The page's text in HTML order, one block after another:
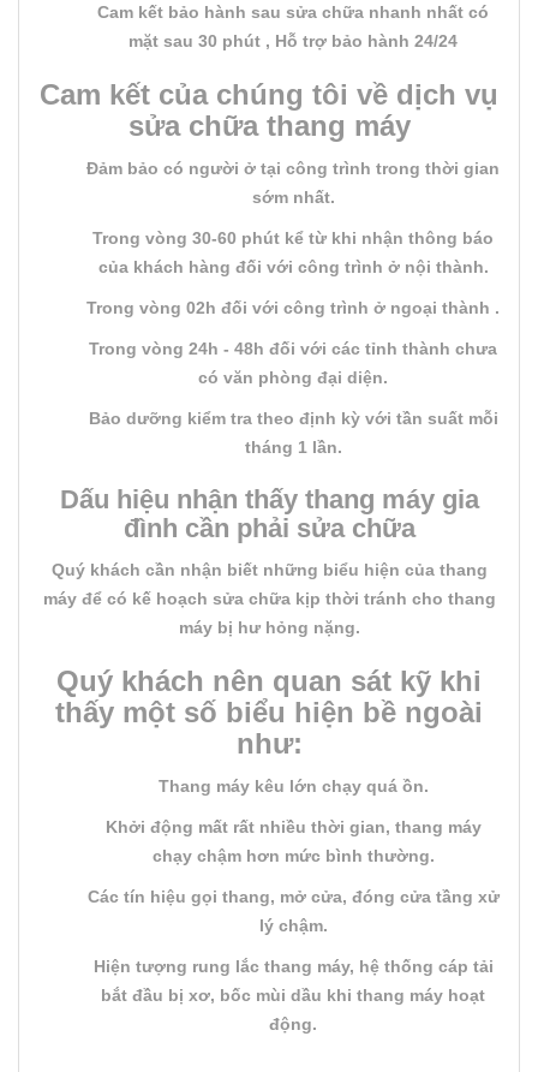
Cam kết bảo hành sau sửa chữa nhanh nhất có
mặt sau 30 phút , Hỗ trợ bảo hành 24/24
Cam kết của chúng tôi về dịch vụ
sửa chữa thang máy
Đảm bảo có người ở tại công trình trong thời gian
sớm nhất.
Trong vòng 30-60 phút kể từ khi nhận thông báo
của khách hàng đối với công trình ở nội thành.
Trong vòng 02h đối với công trình ở ngoại thành .
Trong vòng 24h - 48h đối với các tỉnh thành chưa
có văn phòng đại diện.
Bảo dưỡng kiểm tra theo định kỳ với tần suất mỗi
tháng 1 lần.
Dấu hiệu nhận thấy thang máy gia
đình cần phải sửa chữa
Quý khách cần nhận biết những biểu hiện của thang
máy để có kế hoạch sửa chữa kịp thời tránh cho thang
máy bị hư hỏng nặng.
Quý khách nên quan sát kỹ khi
thấy một số biểu hiện bề ngoài
như:
Thang máy kêu lớn chạy quá ồn.
Khởi động mất rất nhiều thời gian, thang máy
chạy chậm hơn mức bình thường.
Các tín hiệu gọi thang, mở cửa, đóng cửa tầng xử
lý chậm.
Hiện tượng rung lắc thang máy, hệ thống cáp tải
bắt đầu bị xơ, bốc mùi dầu khi thang máy hoạt
động.